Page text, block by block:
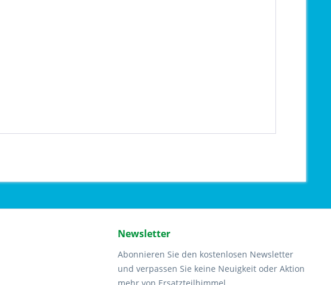
Newsletter
Abonnieren Sie den kostenlosen Newsletter
und verpassen Sie keine Neuigkeit oder Aktion